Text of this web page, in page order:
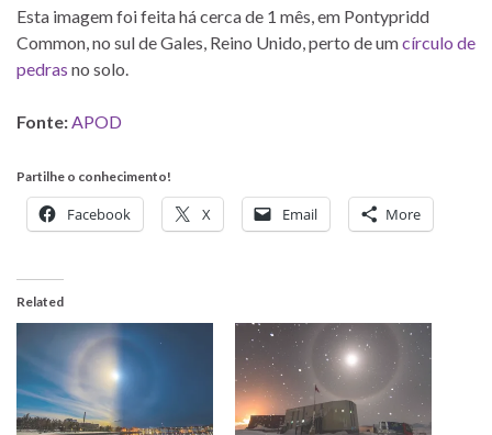
Esta imagem foi feita há cerca de 1 mês, em Pontypridd
Common, no sul de Gales, Reino Unido, perto de umcírculo de
pedras no solo.
Fonte:APOD
Partilhe o conhecimento!
Facebook X Email More
Related